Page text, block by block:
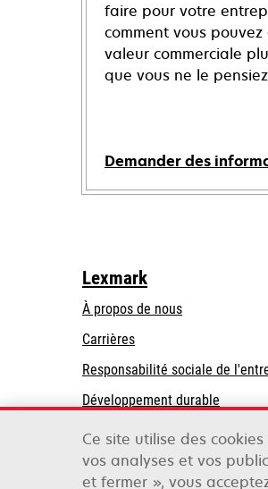
faire pour votre
comment vous
valeur commerciale
que vous ne le
Demander des
Lexmark
À propos de nous
Carrières
s’ouvre
dans
un
nouvel
onglet
Responsabilité sociale de
Développement durable
Partenaires Lexmark
Lexmark International,
Ce site utilise des
vos analyses et vos
et fermer », vous